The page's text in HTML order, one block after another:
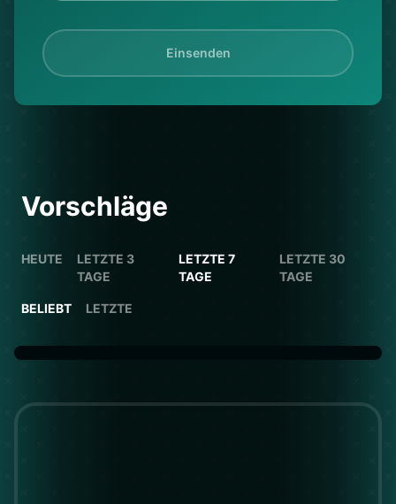
Einsenden
Vorschläge
HEUTE
LETZTE 3
TAGE
LETZTE 7
TAGE
LETZTE 30
TAGE
BELIEBT LETZTE